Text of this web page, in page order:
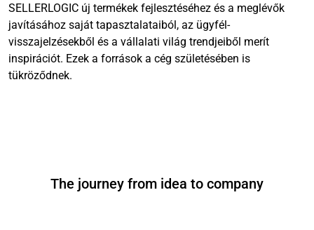
SELLERLOGIC új termékek fejlesztéséhez és a meglévők
javításához saját tapasztalataiból, az ügyfél-
visszajelzésekből és a vállalati világ trendjeiből merít
inspirációt. Ezek a források a cég születésében is
tükröződnek.
The journey from idea to company